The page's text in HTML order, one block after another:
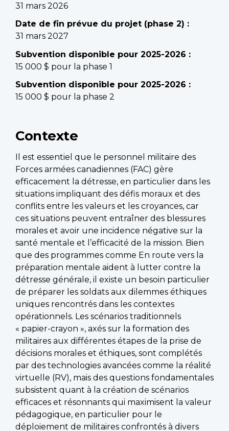
31 mars 2026
Date de fin prévue du projet (phase 2) :
31 mars 2027
Subvention disponible pour 2025-2026 :
15 000 $ pour la phase 1
Subvention disponible pour 2025-2026 :
15 000 $ pour la phase 2
Contexte
Il est essentiel que le personnel militaire des
Forces armées canadiennes (FAC) gère
efficacement la détresse, en particulier dans les
situations impliquant des défis moraux et des
conflits entre les valeurs et les croyances, car
ces situations peuvent entraîner des blessures
morales et avoir une incidence négative sur la
santé mentale et l’efficacité de la mission. Bien
que des programmes comme En route vers la
préparation mentale aident à lutter contre la
détresse générale, il existe un besoin particulier
de préparer les soldats aux dilemmes éthiques
uniques rencontrés dans les contextes
opérationnels. Les scénarios traditionnels
« papier-crayon », axés sur la formation des
militaires aux différentes étapes de la prise de
décisions morales et éthiques, sont complétés
par des technologies avancées comme la réalité
virtuelle (RV), mais des questions fondamentales
subsistent quant à la création de scénarios
efficaces et résonnants qui maximisent la valeur
pédagogique, en particulier pour le
déploiement de militaires confrontés à divers